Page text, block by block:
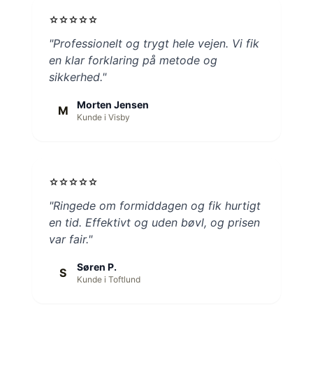
starstarstarstarstar
"Professionelt og trygt hele vejen. Vi fik
en klar forklaring på metode og
sikkerhed."
M Morten Jensen
Kunde i Visby
starstarstarstarstar
"Ringede om formiddagen og fik hurtigt
en tid. Effektivt og uden bøvl, og prisen
var fair."
S Søren P.
Kunde i Toftlund